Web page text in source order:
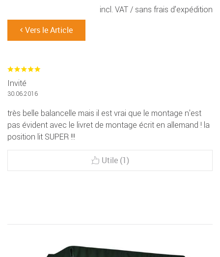
incl. VAT / sans frais d’expédition
Vers le Article
Invité
30.06.2016
très belle balancelle mais il est vrai que le montage n'est
pas évident avec le livret de montage écrit en allemand ! la
position lit SUPER !!!
Utile (1)